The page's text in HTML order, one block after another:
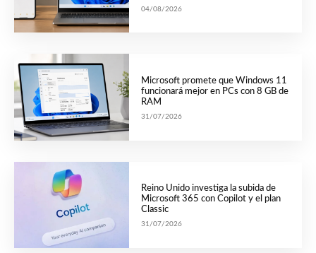
04/08/2026
Microsoft promete que Windows 11
funcionará mejor en PCs con 8 GB de
RAM
31/07/2026
Reino Unido investiga la subida de
Microsoft 365 con Copilot y el plan
Classic
31/07/2026